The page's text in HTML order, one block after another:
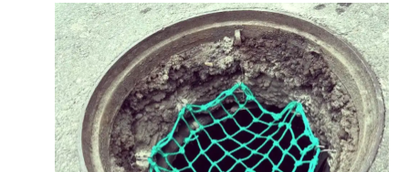
资
质
荣
誉
智
慧
水
利
软
件
硬
件
工
程
案
例
技